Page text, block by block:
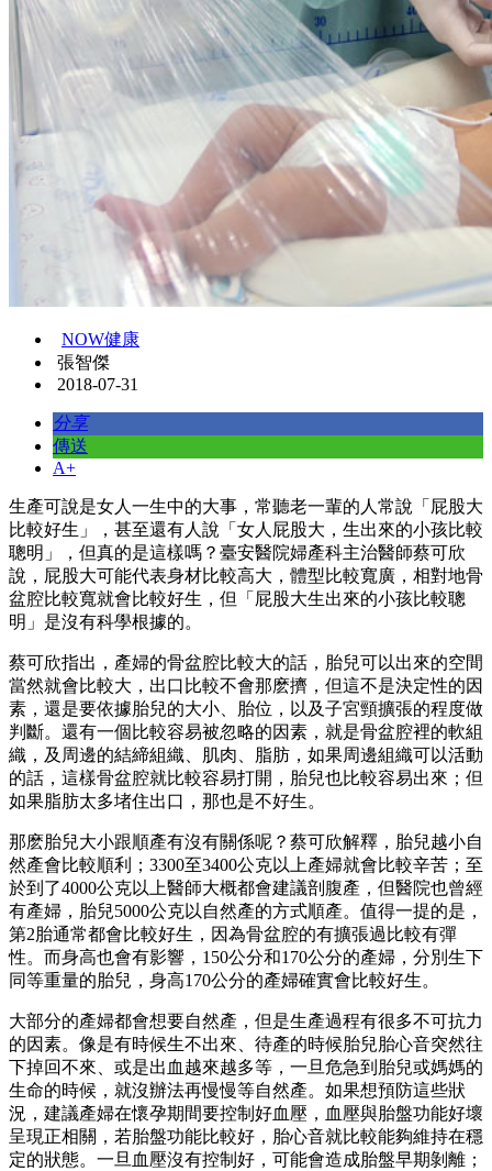
NOW健康
張智傑
2018-07-31
分享
傳送
A+
生產可說是女人一生中的大事，常聽老一輩的人常說「屁股大
比較好生」，甚至還有人說「女人屁股大，生出來的小孩比較
聰明」，但真的是這樣嗎？臺安醫院婦產科主治醫師蔡可欣
說，屁股大可能代表身材比較高大，體型比較寬廣，相對地骨
盆腔比較寬就會比較好生，但「屁股大生出來的小孩比較聰
明」是沒有科學根據的。
蔡可欣指出，產婦的骨盆腔比較大的話，胎兒可以出來的空間
當然就會比較大，出口比較不會那麽擠，但這不是決定性的因
素，還是要依據胎兒的大小、胎位，以及子宮頸擴張的程度做
判斷。還有一個比較容易被忽略的因素，就是骨盆腔裡的軟組
織，及周邊的結締組織、肌肉、脂肪，如果周邊組織可以活動
的話，這樣骨盆腔就比較容易打開，胎兒也比較容易出來；但
如果脂肪太多堵住出口，那也是不好生。
那麽胎兒大小跟順產有沒有關係呢？蔡可欣解釋，胎兒越小自
然產會比較順利；3300至3400公克以上產婦就會比較辛苦；至
於到了4000公克以上醫師大概都會建議剖腹產，但醫院也曾經
有產婦，胎兒5000公克以自然產的方式順產。值得一提的是，
第2胎通常都會比較好生，因為骨盆腔的有擴張過比較有彈
性。而身高也會有影響，150公分和170公分的產婦，分別生下
同等重量的胎兒，身高170公分的產婦確實會比較好生。
大部分的產婦都會想要自然產，但是生產過程有很多不可抗力
的因素。像是有時候生不出來、待產的時候胎兒胎心音突然往
下掉回不來、或是出血越來越多等，一旦危急到胎兒或媽媽的
生命的時候，就沒辦法再慢慢等自然產。如果想預防這些狀
況，建議產婦在懷孕期間要控制好血壓，血壓與胎盤功能好壞
呈現正相關，若胎盤功能比較好，胎心音就比較能夠維持在穩
定的狀態。一旦血壓沒有控制好，可能會造成胎盤早期剝離；